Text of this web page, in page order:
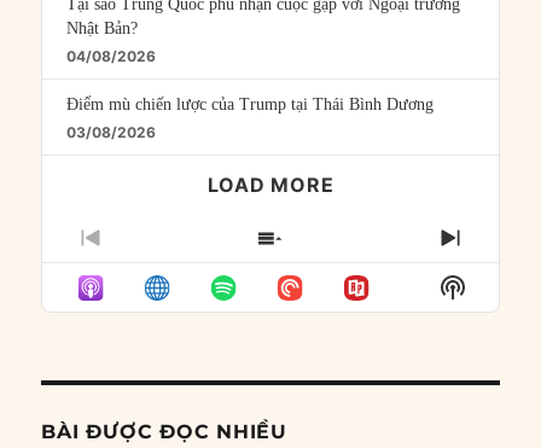
Tại sao Trung Quốc phủ nhận cuộc gặp với Ngoại trưởng
Nhật Bản?
04/08/2026
Điểm mù chiến lược của Trump tại Thái Bình Dương
03/08/2026
LOAD MORE
PREVIOUS
EPISODE
SHOW
EPISODES
LIST
NEXT
Show
Podcast
BÀI ĐƯỢC ĐỌC NHIỀU